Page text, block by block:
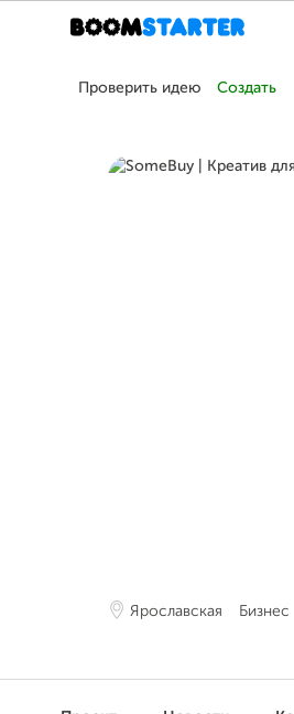
Проверить идею Создать
Ярославская Бизнес